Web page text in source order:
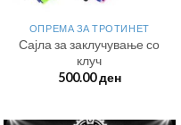
ОПРЕМА ЗА ТРОТИНЕТ
Сајла за заклучување со
клуч
500.00ден